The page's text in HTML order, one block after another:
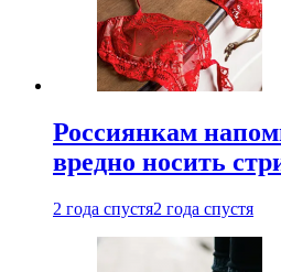
Россиянкам
вредно носить
2 года спустя2 года спустя